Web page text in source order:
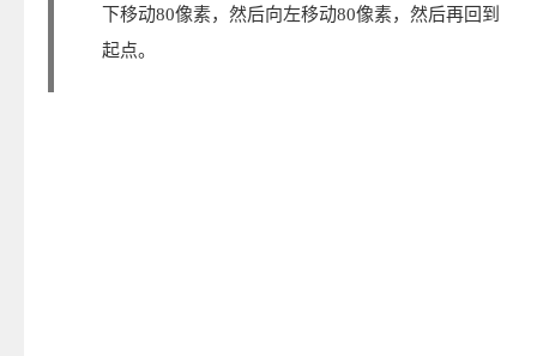
下移动80像素，然后向左移动80像素，然后再回到
起点。